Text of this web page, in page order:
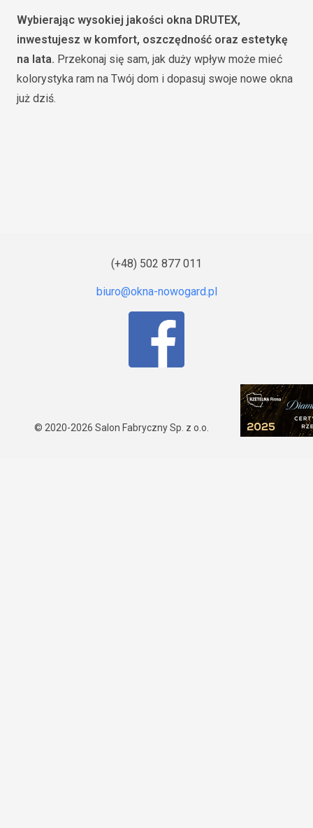
Wybierając wysokiej jakości okna DRUTEX,
inwestujesz w komfort, oszczędność oraz estetykę
na lata. Przekonaj się sam, jak duży wpływ może mieć
kolorystyka ram na Twój dom i dopasuj swoje nowe okna
już dziś.
(+48) 502 877 011
© 2020-2026 Salon Fabryczny Sp. z o.o.